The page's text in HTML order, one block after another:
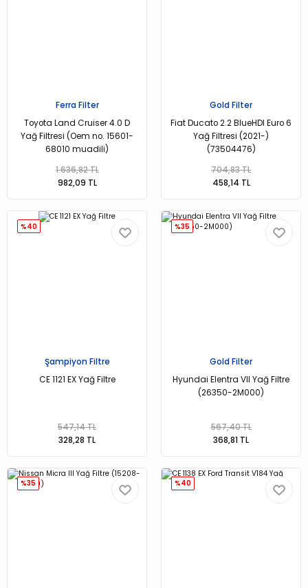
Ferra Filter
Toyota Land Cruiser 4.0 D
Yağ Filtresi (Oem no. 15601-
68010 muadili)
1.636,82 TL
982,09 TL
Gold Filter
Fiat Ducato 2.2 BlueHDI Euro 6
Yağ Filtresi (2021-)
(73504476)
704,83 TL
458,14 TL
%40
Şampiyon Filtre
CE 1121 EX Yağ Filtre
547,14 TL
328,28 TL
%35
Gold Filter
Hyundai Elentra VII Yağ Filtre
(26350-2M000)
567,40 TL
368,81 TL
%35 %40